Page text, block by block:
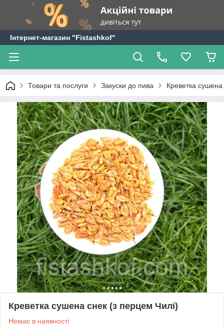
Інтернет-магазин "Fistashkof"
Товари та послуги Закуски до пива Креветка
Креветка сушена снек (з перцем Чилі)
Немає в наявності